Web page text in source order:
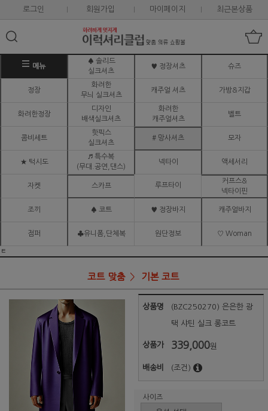
로그인 회원가입 마이페이지 최근본상품
메뉴
♠ 솔리드
실크셔츠
♥ 정장셔츠 슈즈
정장
화려한
무늬 실크셔츠
캐주얼 셔츠 가방&지갑
화려한정장
디자인
배색실크셔츠
화려한
캐주얼셔츠
벨트
콤비세트
핫픽스
실크셔츠
# 망사셔츠 모자
★ 턱시도
♬ 특수복
(무대.공연,댄스)
넥타이 액세서리
자켓 스카프 루프타이
커프스&
넥타이핀
조끼 ♠ 코트 ♥ 정장바지 캐주얼바지
점퍼 ♣유니폼,단체복 원단정보 ♡ Woman
ㅌ
코트 맞춤 기본 코트
상품명 (BZC250270) 은은한 광
택 샤틴 실크 롱코트
상품가 339,000원
배송비 (조건)
사이즈